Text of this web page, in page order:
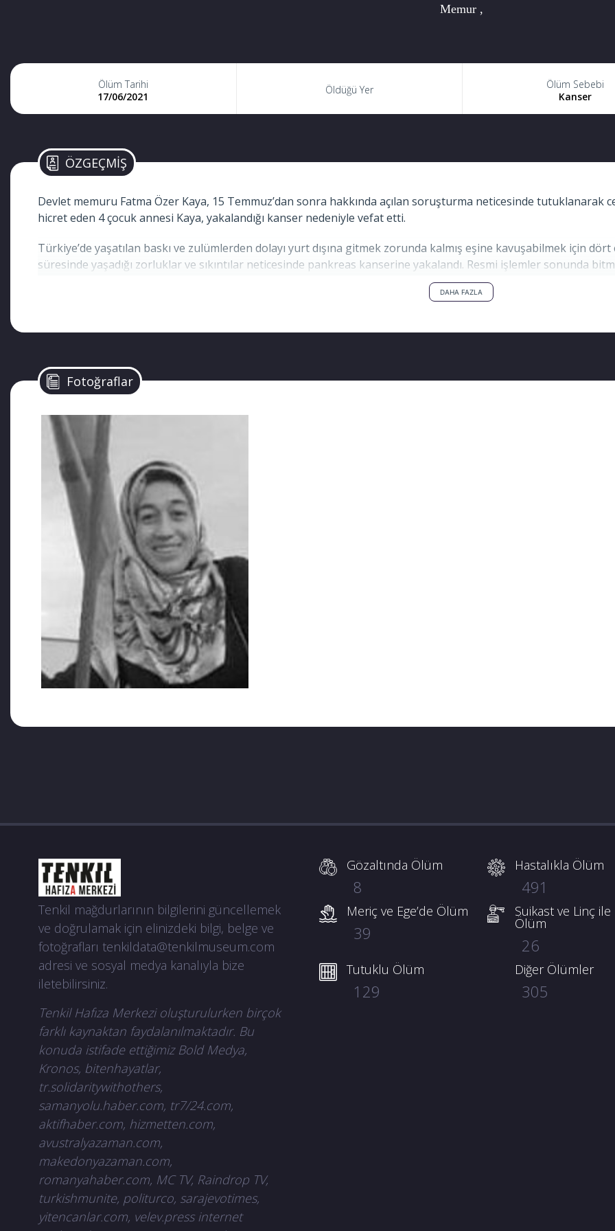
Memur ,
Ölüm Tarihi
17/06/2021
Öldüğü Yer
Ölüm Sebebi
Kanser
ÖZGEÇMİŞ
Devlet memuru Fatma Özer Kaya, 15 Temmuz’dan sonra hakkında açılan soruşturma neticesinde tutuklanarak
hicret eden 4 çocuk annesi Kaya, yakalandığı kanser nedeniyle vefat etti.
Türkiye’de yaşatılan baskı ve zulümlerden dolayı yurt dışına gitmek zorunda kalmış eşine kavuşabilmek için
süresinde yaşadığı zorluklar ve sıkıntılar neticesinde pankreas kanserine yakalandı. Resmi işlemler sonunda
günden güne ilerliyordu. Bulundukları ülkedeki tedavi masrafları ve bazı zorluklar sebebiyle Türkiye’ye geri
DAHA FAZLA
Fotoğraflar
Tenkil mağdurlarının bilgilerini güncellemek
ve doğrulamak için elinizdeki bilgi, belge ve
fotoğrafları tenkildata@tenkilmuseum.com
adresi ve sosyal medya kanalıyla bize
iletebilirsiniz.
Tenkil Hafıza Merkezi oluşturulurken birçok
farklı kaynaktan faydalanılmaktadır. Bu
konuda istifade ettiğimiz Bold Medya,
Kronos, bitenhayatlar,
tr.solidaritywithothers,
samanyolu.haber.com, tr7/24.com,
aktifhaber.com, hizmetten.com,
avustralyazaman.com,
makedonyazaman.com,
romanyahaber.com, MC TV, Raindrop TV,
turkishmunite, politurco, sarajevotimes,
yitencanlar.com, velev.press internet
Gözaltında Ölüm
8
Hastalıkla Ölüm
491
Meriç ve Ege’de Ölüm
39
Suikast ve Linç ile
Ölüm
26
Tutuklu Ölüm
129
Diğer Ölümler
305